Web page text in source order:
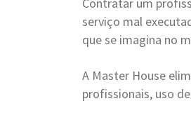
serviço mal
que se imagina no
A Master House
profissionais, uso